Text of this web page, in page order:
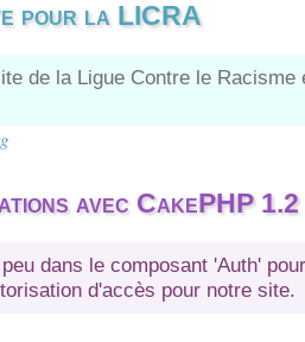
pour la LICRA
de la Ligue Contre le
avec CakePHP 1.2
dans le composant 'Auth'
d'accès pour notre site.